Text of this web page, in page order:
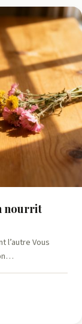
nourrit
l’autre Vous